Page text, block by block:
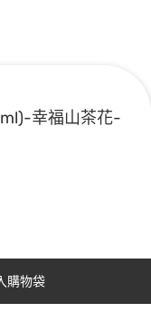
幸福山茶花-
購物袋